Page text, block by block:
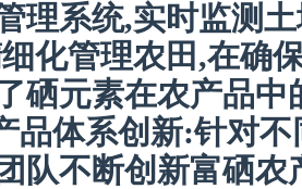
理系统,实时监测
化管理农田,在确
硒元素在农产品中
品体系创新:针对
队不断创新富硒